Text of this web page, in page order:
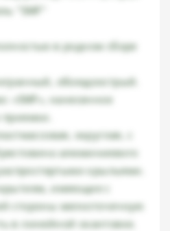
"SMF"
в родном сборе
обоюдоострый.
«SMF», нанесенное
округлая, с
алюминиевого
крыльями.
имеющие с
стороны мелкоточечную
в линейной окантовке.